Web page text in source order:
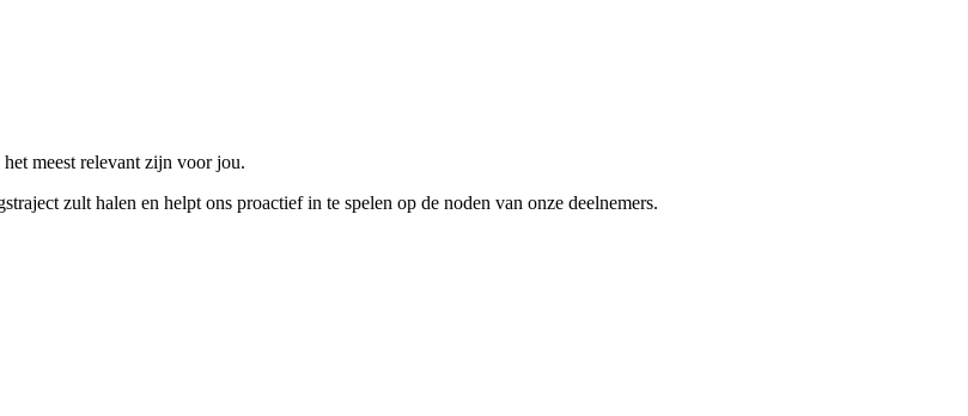
meest relevant zijn voor jou.
zult halen en helpt ons proactief in te spelen op de noden van onze deelnemers.